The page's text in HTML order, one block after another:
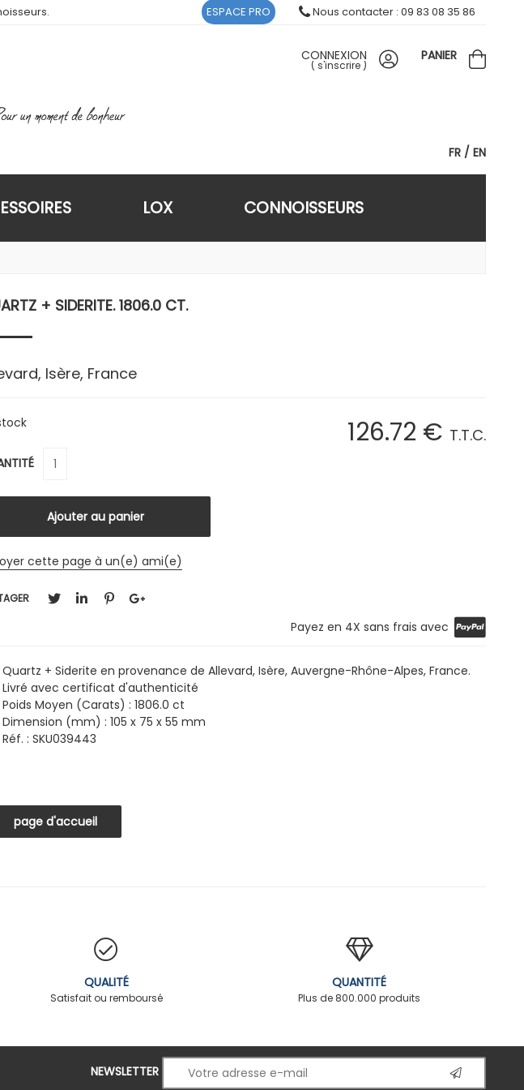
FR EN
CONNEXION
( s'inscrire )
PANIER
LOX CONNOISSEURS
+ SIDERITE. 1806.0 CT.
Isère, France
126.72 € T.T.C.
cette page à un(e) ami(e)
Payez en 4X sans frais avec
Quartz + Siderite en provenance de Allevard, Isère, Auvergne-Rhône-Alpes, France.
Livré avec certificat d'authenticité
Poids Moyen (Carats) : 1806.0 ct
Dimension (mm) : 105 x 75 x 55 mm
Réf. : SKU039443
ESPACE PRO Nous contacter : 09 83 08 35 86
QUALITÉ
Satisfait ou remboursé
QUANTITÉ
Plus de 800.000 produits
NEWSLETTER